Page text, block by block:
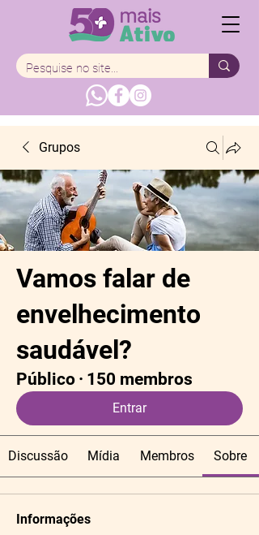
Grupos
Vamos falar de
envelhecimento
saudável?
Público · 150 membros
Entrar
Discussão Mídia Membros Sobre
Informações